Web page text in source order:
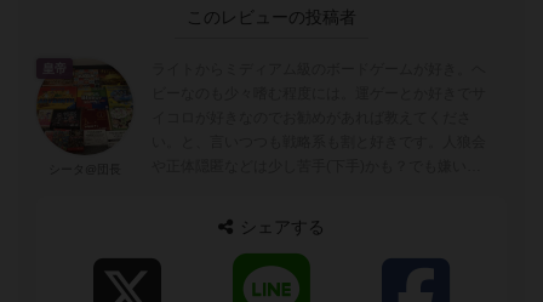
このレビューの投稿者
皇帝
シェアする